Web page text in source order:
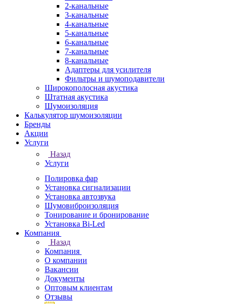
2-канальные
3-канальные
4-канальные
5-канальные
6-канальные
7-канальные
8-канальные
Адаптеры для усилителя
Фильтры и шумоподавители
Широкополосная акустика
Штатная акустика
Шумоизоляция
Калькулятор шумоизоляции
Бренды
Акции
Услуги
Назад
Услуги
Полировка фар
Установка сигнализации
Установка автозвука
Шумовиброизоляция
Тонирование и бронирование
Установка Bi-Led
Компания
Назад
Компания
О компании
Вакансии
Документы
Оптовым клиентам
Отзывы